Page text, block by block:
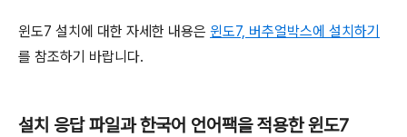
윈도7 설치에 대한 자세한 내용은 윈도7, 버추얼박스에 설치하기
를 참조하기 바랍니다.
설치 응답 파일과 한국어 언어팩을 적용한 윈도7